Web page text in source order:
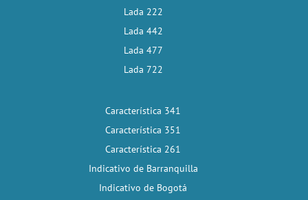
Lada 222
Lada 442
Lada 477
Lada 722
Característica 341
Característica 351
Característica 261
Indicativo de Barranquilla
Indicativo de Bogotá